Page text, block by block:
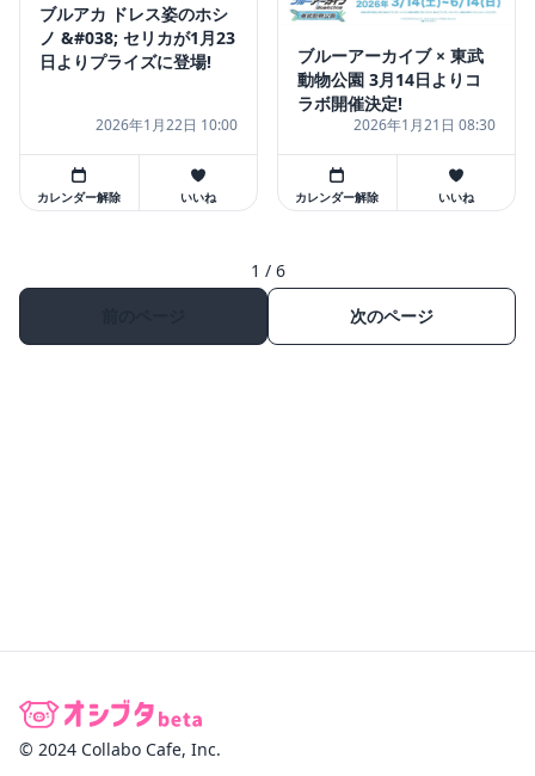
ブルアカ ドレス姿のホシ
ノ &#038; セリカが1月23
日よりプライズに登場!
2026年1月22日 10:00
カレンダー解除 いいね
ブルーアーカイブ × 東武
動物公園 3月14日よりコ
ラボ開催決定!
2026年1月21日 08:30
カレンダー解除 いいね
1 / 6
次のページ
© 2024 Collabo Cafe, Inc.